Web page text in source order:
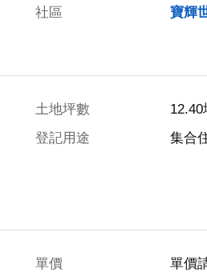
社區 寶輝
土地坪數
12.40
登記用途
集合
單價 單價